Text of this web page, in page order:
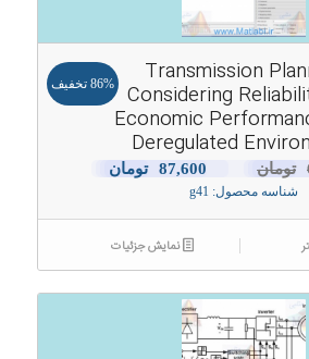
Transmission
Considering
Economic
Deregulated
تومان
قیمت
اصلی:
641,280تومان
87,600 تومان
87,600تومان.
86% تخفیف
شناسه محصول: g41
نمایش جزئیات